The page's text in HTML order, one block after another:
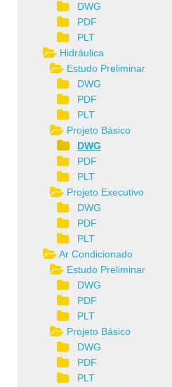
DWG
PDF
PLT
Hidráulica
Estudo Preliminar
DWG
PDF
PLT
Projeto Básico
DWG
PDF
PLT
Projeto Executivo
DWG
PDF
PLT
Ar Condicionado
Estudo Preliminar
DWG
PDF
PLT
Projeto Básico
DWG
PDF
PLT